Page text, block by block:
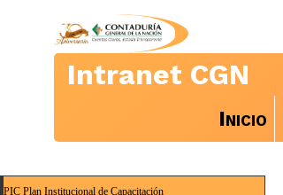
Intranet CGN
Inicio
PIC Plan Institucional de Capacitación